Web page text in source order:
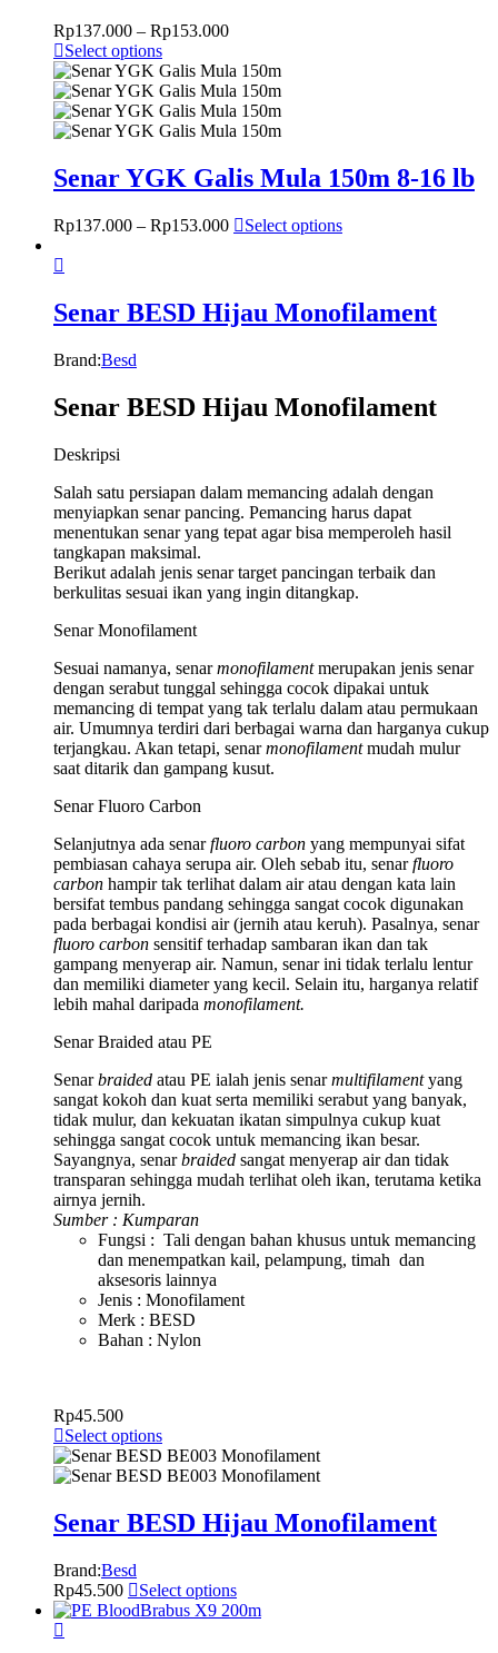
Rp137.000 – Rp153.000
Select options
Senar YGK Galis Mula 150m 8-16 lb
Rp137.000 – Rp153.000 Select options
Senar BESD Hijau Monofilament
Brand:Besd
Senar BESD Hijau Monofilament
Deskripsi
Salah satu persiapan dalam memancing adalah dengan
menyiapkan senar pancing. Pemancing harus dapat
menentukan senar yang tepat agar bisa memperoleh hasil
tangkapan maksimal.
Berikut adalah jenis senar target pancingan terbaik dan
berkulitas sesuai ikan yang ingin ditangkap.
Senar Monofilament
Sesuai namanya, senarmonofilamentmerupakan jenis senar
dengan serabut tunggal sehingga cocok dipakai untuk
memancing di tempat yang tak terlalu dalam atau permukaan
air. Umumnya terdiri dari berbagai warna dan harganya cukup
terjangkau. Akan tetapi, senarmonofilamentmudah mulur
saat ditarik dan gampang kusut.
Senar Fluoro Carbon
Selanjutnya ada senarfluoro carbon yang mempunyai sifat
pembiasan cahaya serupa air. Oleh sebab itu, senarfluoro
carbon hampir tak terlihat dalam air atau dengan kata lain
bersifat tembus pandang sehingga sangat cocok digunakan
pada berbagai kondisi air (jernih atau keruh). Pasalnya, senar
fluoro carbon sensitif terhadap sambaran ikan dan tak
gampang menyerap air. Namun, senar ini tidak terlalu lentur
dan memiliki diameter yang kecil. Selain itu, harganya relatif
lebih mahal daripada monofilament.
Senar Braided atau PE
Senarbraided atau PE ialah jenis senarmultifilamentyang
sangat kokoh dan kuat serta memiliki serabut yang banyak,
tidak mulur, dan kekuatan ikatan simpulnya cukup kuat
sehingga sangat cocok untuk memancing ikan besar.
Sayangnya, senarbraided sangat menyerap air dan tidak
transparan sehingga mudah terlihat oleh ikan, terutama ketika
airnya jernih.
Sumber : Kumparan
Fungsi : Tali dengan bahan khusus untuk memancing
dan menempatkan kail, pelampung, timah dan
aksesoris lainnya
Jenis : Monofilament
Merk : BESD
Bahan : Nylon
Rp45.500
Select options
Senar BESD Hijau Monofilament
Brand:Besd
Rp45.500 Select options